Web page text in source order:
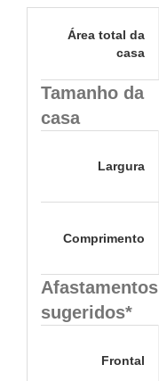
Área total da
casa
Tamanho da
casa
Largura
Comprimento
Afastamentos
sugeridos*
Frontal